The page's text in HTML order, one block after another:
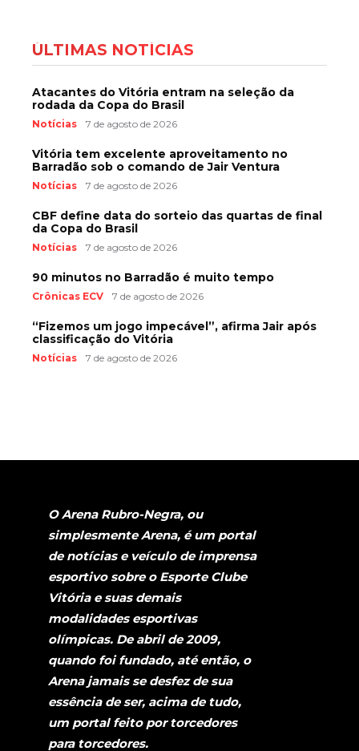
ÚLTIMAS NOTÍCIAS
Atacantes do Vitória entram na seleção da
rodada da Copa do Brasil
Notícias 7 de agosto de 2026
Vitória tem excelente aproveitamento no
Barradão sob o comando de Jair Ventura
Notícias 7 de agosto de 2026
CBF define data do sorteio das quartas de final
da Copa do Brasil
Notícias 7 de agosto de 2026
90 minutos no Barradão é muito tempo
Crônicas ECV 7 de agosto de 2026
“Fizemos um jogo impecável”, afirma Jair após
classificação do Vitória
Notícias 7 de agosto de 2026
O Arena Rubro-Negra, ou
simplesmente Arena, é um portal
de notícias e veículo de imprensa
esportivo sobre o Esporte Clube
Vitória e suas demais
modalidades esportivas
olímpicas. De abril de 2009,
quando foi fundado, até então, o
Arena jamais se desfez de sua
essência de ser, acima de tudo,
um portal feito por torcedores
para torcedores.